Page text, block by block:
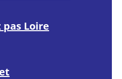
pas Loire